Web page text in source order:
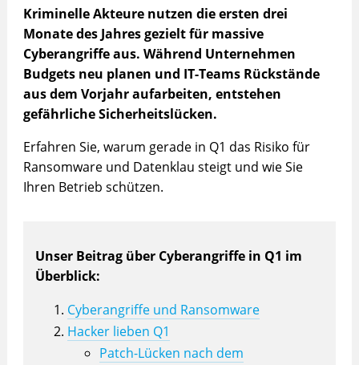
Kriminelle Akteure nutzen die ersten drei
Monate des Jahres gezielt für massive
Cyberangriffe aus. Während Unternehmen
Budgets neu planen und IT-Teams Rückstände
aus dem Vorjahr aufarbeiten, entstehen
gefährliche Sicherheitslücken.
Erfahren Sie, warum gerade in Q1 das Risiko für
Ransomware und Datenklau steigt und wie Sie
Ihren Betrieb schützen.
Unser Beitrag über Cyberangriffe in Q1 im
Überblick:
Cyberangriffe und Ransomware
Hacker lieben Q1
Patch-Lücken nach dem